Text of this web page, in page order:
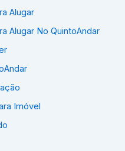
Alugar
Alugar No QuintoAndar
Imóvel